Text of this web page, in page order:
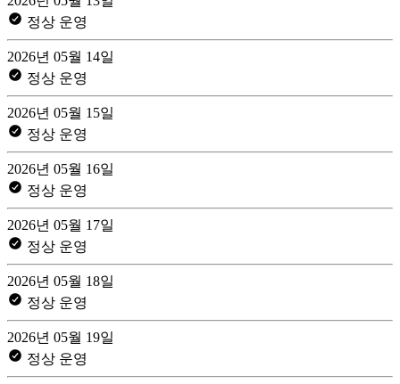
정상 운영
2026년 05월 14일
정상 운영
2026년 05월 15일
정상 운영
2026년 05월 16일
정상 운영
2026년 05월 17일
정상 운영
2026년 05월 18일
정상 운영
2026년 05월 19일
정상 운영